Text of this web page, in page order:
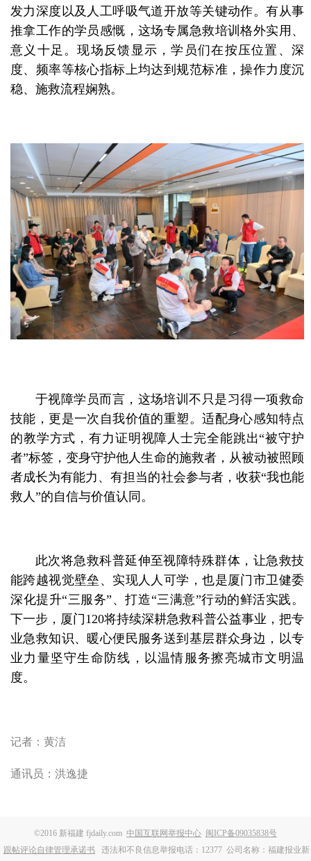
发力深度以及人工呼吸气道开放等关键动作。有从事
推拿工作的学员感慨，这场专属急救培训格外实用、
意义十足。现场反馈显示，学员们在按压位置、深
度、频率等核心指标上均达到规范标准，操作力度沉
稳、施救流程娴熟。
于视障学员而言，这场培训不只是习得一项救命
技能，更是一次自我价值的重塑。适配身心感知特点
的教学方式，有力证明视障人士完全能跳出“被守护
者”标签，变身守护他人生命的施救者，从被动被照顾
者成长为有能力、有担当的社会参与者，收获“我也能
救人”的自信与价值认同。
此次将急救科普延伸至视障特殊群体，让急救技
能跨越视觉壁垒、实现人人可学，也是厦门市卫健委
深化提升“三服务”、打造“三满意”行动的鲜活实践。
下一步，厦门120将持续深耕急救科普公益事业，把专
业急救知识、暖心便民服务送到基层群众身边，以专
业力量坚守生命防线，以温情服务擦亮城市文明温
度。
记者：黄洁
通讯员：洪逸捷
©2016 新福建 fjdaily.com 中国互联网举报中心 闽ICP备09035838号
跟帖评论自律管理承诺书
违法和不良信息举报电话：12377 公司名称：福建报业新